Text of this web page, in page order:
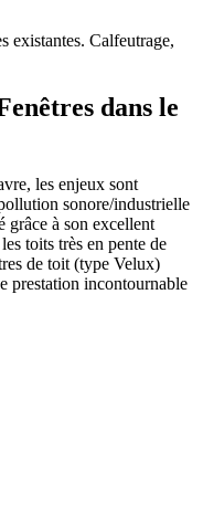
existantes. Calfeutrage,
dans le
les enjeux sont
sonore/industrielle
à son excellent
toits très en pente de
de toit (type Velux)
prestation incontournable